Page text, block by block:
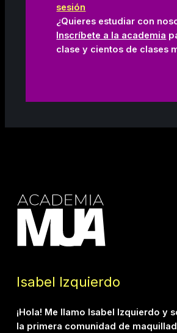
sesión
¿Quieres estudiar con
Inscríbete a la academia
clase y cientos de clases
Isabel Izquierdo
¡Hola! Me llamo Isabel Izquierdo y
la primera comunidad de